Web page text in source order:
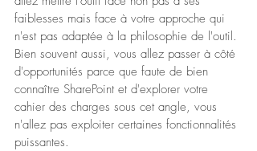
faiblesses mais face à votre approche qui
n'est pas adaptée à la philosophie de l'outil.
Bien souvent aussi, vous allez passer à côté
d'opportunités parce que faute de bien
connaître SharePoint et d'explorer votre
cahier des charges sous cet angle, vous
n'allez pas exploiter certaines fonctionnalités
puissantes.